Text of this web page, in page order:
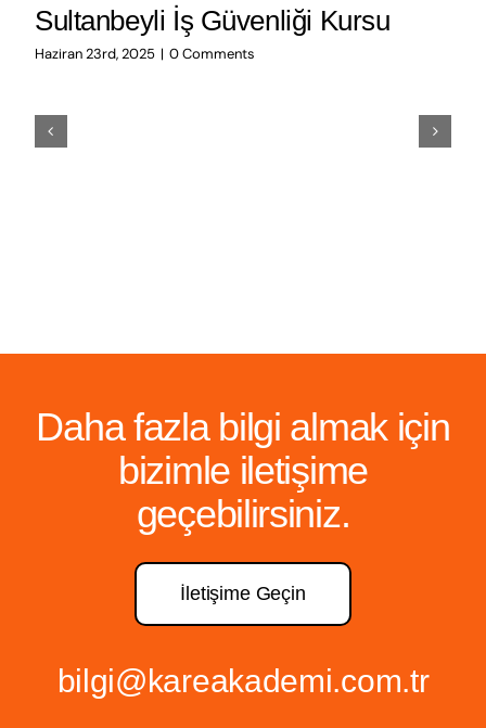
Sultanbeyli İş Güvenliği Kursu
Haziran 23rd, 2025 | 0 Comments
Daha fazla bilgi almak için
bizimle iletişime
geçebilirsiniz.
İletişime Geçin
bilgi@kareakademi.com.tr